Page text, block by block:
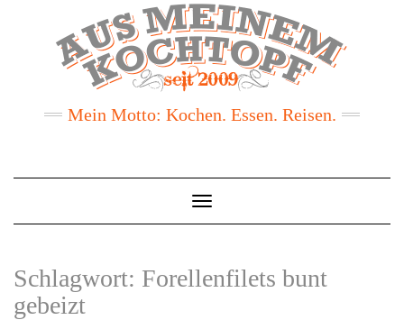
Mein Motto: Kochen. Essen. Reisen.
Toggle
Navigation
Schlagwort: Forellenfilets bunt
gebeizt